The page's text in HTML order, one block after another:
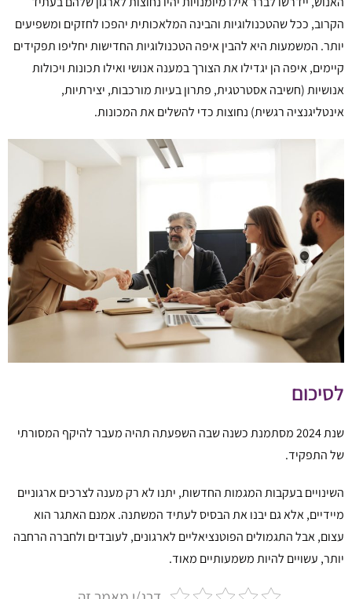
הקרוב, ככל שהטכנולוגיות והבינה המלאכותית יהפכו לחזקים ומשפיעים
יותר. המשמעות היא להבין איפה הטכנולוגיות החדישות יחליפו תפקידים
קיימים, איפה הן יגדילו את הצורך במענה אנושי ואילו תכונות ויכולות
אנושיות (חשיבה אסטרטגית, פתרון בעיות מורכבות, יצירתיות,
אינטליגנציה רגשית) נחוצות כדי להשלים את המכונות.
לסיכום
שנת 2024 מסתמנת כשנה שבה השפעתה תהיה מעבר להיקף המסורתי
של התפקיד.
השינויים בעקבות המגמות החדשות, יתנו לא רק מענה לצרכים ארגוניים
מיידיים, אלא גם יבנו את הבסיס לעתיד המשתנה. אמנם האתגר הוא
עצום, אבל התגמולים הפוטנציאליים לארגונים, לעובדים ולחברה הרחבה
יותר, עשויים להיות משמעותיים מאוד.